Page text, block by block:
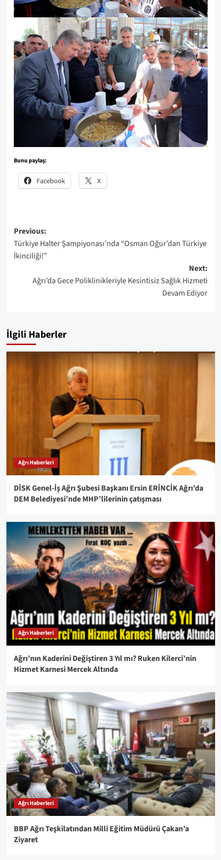
Bunu paylaş:
Facebook X
Post
navigation
Previous:
Türkiye Halter Şampiyonası’nda “Osman Oğur’dan Türkiye
İkinciliği!”
Next:
Ağrı’da Gece Poliklinikleriyle Kesintisiz Sağlık Hizmeti
Devam Ediyor
İlgili Haberler
Ağrı Haberleri
DİSK Genel-İş Ağrı Şubesi Başkanı Ersin ERİNCİK Ağrı’da
DEM Belediyesi’nde MHP’lilerinin çatışması
Ağrı Haberleri
Ağrı’nın Kaderini Değiştiren 3 Yıl mı? Ruken Kilerci’nin
Hizmet Karnesi Mercek Altında
Ağrı Haberleri
BBP Ağrı Teşkilatından Milli Eğitim Müdürü Çakan’a
Ziyaret